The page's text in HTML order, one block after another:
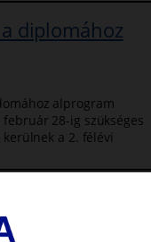
diplomához
alprogram
28-ig szükséges
a 2. félévi